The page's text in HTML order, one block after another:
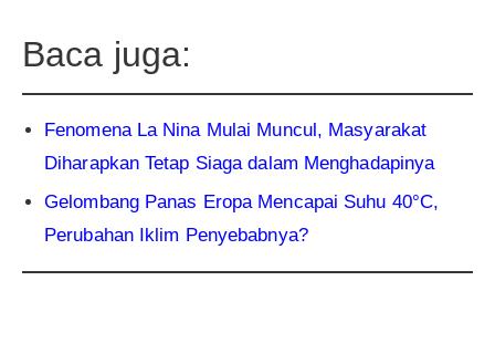
Baca juga:
Fenomena La Nina Mulai Muncul, Masyarakat
Diharapkan Tetap Siaga dalam Menghadapinya
Gelombang Panas Eropa Mencapai Suhu 40°C,
Perubahan Iklim Penyebabnya?